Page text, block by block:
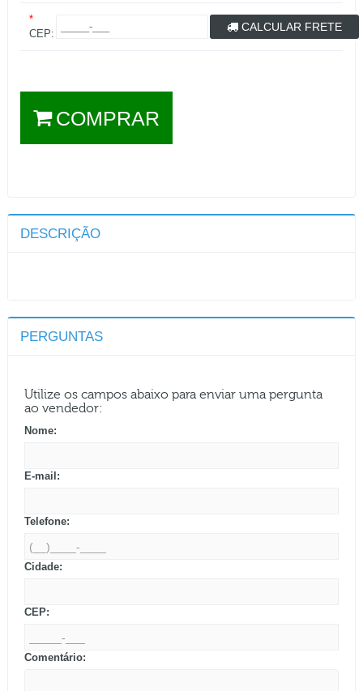
*
CEP:
CALCULAR FRETE
COMPRAR
DESCRIÇÃO
PERGUNTAS
Utilize os campos abaixo para enviar uma pergunta
ao vendedor:
Nome:
E-mail:
Telefone:
Cidade:
CEP:
Comentário: